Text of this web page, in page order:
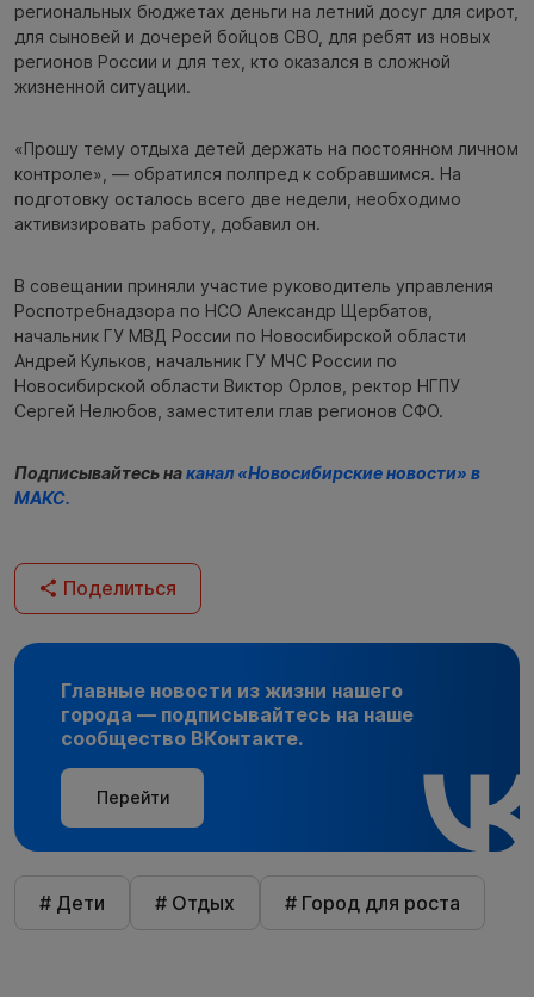
региональных бюджетах деньги на летний досуг для сирот,
для сыновей и дочерей бойцов СВО, для ребят из новых
регионов России и для тех, кто оказался в сложной
жизненной ситуации.
«Прошу тему отдыха детей держать на постоянном личном
контроле», — обратился полпред к собравшимся. На
подготовку осталось всего две недели, необходимо
активизировать работу, добавил он.
В совещании приняли участие руководитель управления
Роспотребнадзора по НСО Александр Щербатов,
начальник ГУ МВД России по Новосибирской области
Андрей Кульков, начальник ГУ МЧС России по
Новосибирской области Виктор Орлов, ректор НГПУ
Сергей Нелюбов, заместители глав регионов СФО.
Подписывайтесь наканал «Новосибирские новости» в
МАКС.
Поделиться
Главные новости из жизни нашего
города — подписывайтесь на наше
сообщество ВКонтакте.
Перейти
# Дети # Отдых # Город для роста